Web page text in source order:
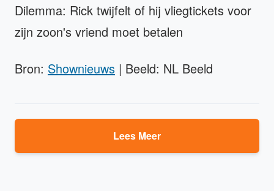
Dilemma: Rick twijfelt of hij vliegtickets voor
zijn zoon's vriend moet betalen
Bron: Shownieuws | Beeld: NL Beeld
Lees Meer